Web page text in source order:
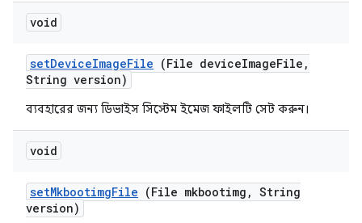
void
setDeviceImageFile (File deviceImageFile ,
String version)
ব্যবহারের জন্য ডিভাইস সিস্টেম ইমেজ ফাইলটি সেট করুন।
void
setMkbootimgFile (File mkbootimg , String
version)